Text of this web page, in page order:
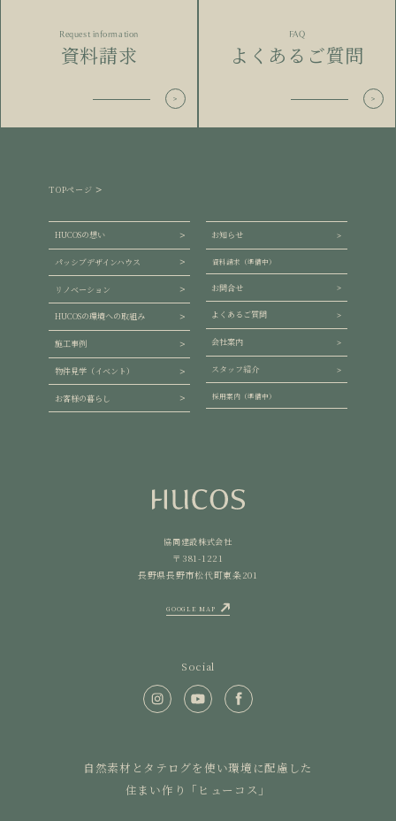
Request information
資料請求
FAQ
よくあるご質問
協同建設株式会社
〒381-1221
長野県長野市松代町東条201
GOOGLE MAP
Social
TOPページ
HUCOSの想い
パッシブデザインハウス
リノベーション
HUCOSの環境への取組み
施工事例
物件見学（イベント）
お客様の暮らし
お知らせ
資料請求（準備中）
お問合せ
よくあるご質問
会社案内
スタッフ紹介
採用案内（準備中）
自然素材とタテログを使い環境に配慮した
住まい作り「ヒューコス」